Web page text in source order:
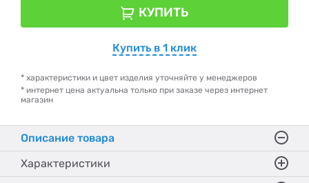
КУПИТЬ
Купить в 1 клик
* характеристики и цвет изделия уточняйте у менеджеров
* интернет цена актуальна только при заказе через интернет
магазин
Описание товара
Характеристики